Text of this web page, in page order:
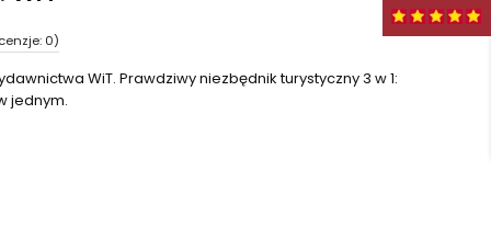
0)
WiT. Prawdziwy niezbędnik turystyczny 3 w 1:
jednym.